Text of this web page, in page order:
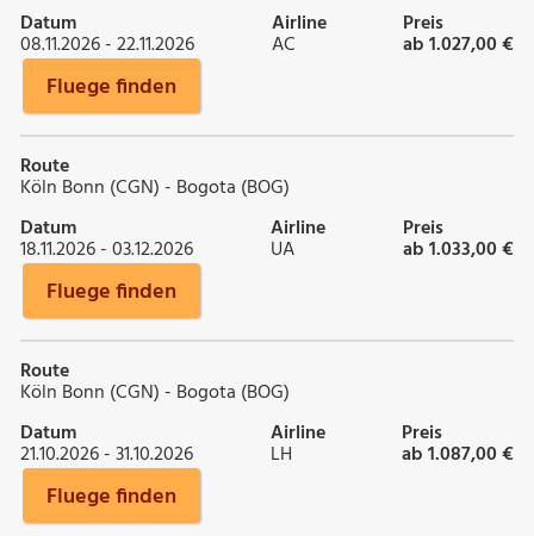
Datum
08.11.2026 - 22.11.2026
Airline
AC
Preis
ab 1.027,00 €
Fluege finden
Route
Köln Bonn (CGN) - Bogota (BOG)
Datum
18.11.2026 - 03.12.2026
Airline
UA
Preis
ab 1.033,00 €
Fluege finden
Route
Köln Bonn (CGN) - Bogota (BOG)
Datum
21.10.2026 - 31.10.2026
Airline
LH
Preis
ab 1.087,00 €
Fluege finden